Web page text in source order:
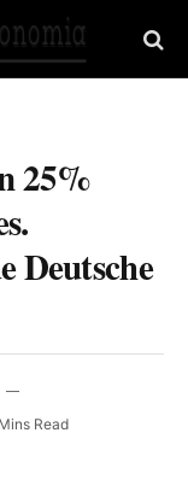
25%
Deutsche
Read